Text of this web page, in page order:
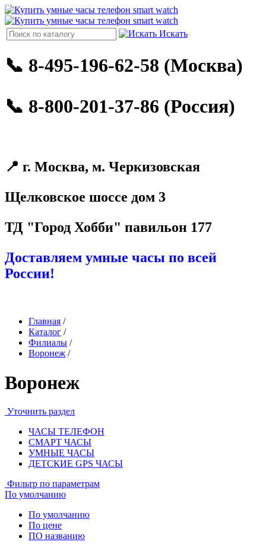
Искать
📞 8-495-196-62-58 (Москва)
📞 8-800-201-37-86 (Россия)
📍 г. Москва, м. Черкизовская
Щелковское шоссе дом 3
ТД "Город Хобби" павильон 177
Доставляем умные часы по всей
России!
Главная /
Каталог /
Филиалы /
Воронеж /
Воронеж
Уточнить раздел
ЧАСЫ ТЕЛЕФОН
СМАРТ ЧАСЫ
УМНЫЕ ЧАСЫ
ДЕТСКИЕ GPS ЧАСЫ
Фильтр по параметрам
По умолчанию
По умолчанию
По цене
ПО названию